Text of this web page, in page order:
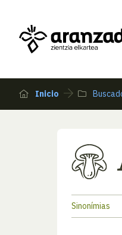
Inicio
Sinonímias